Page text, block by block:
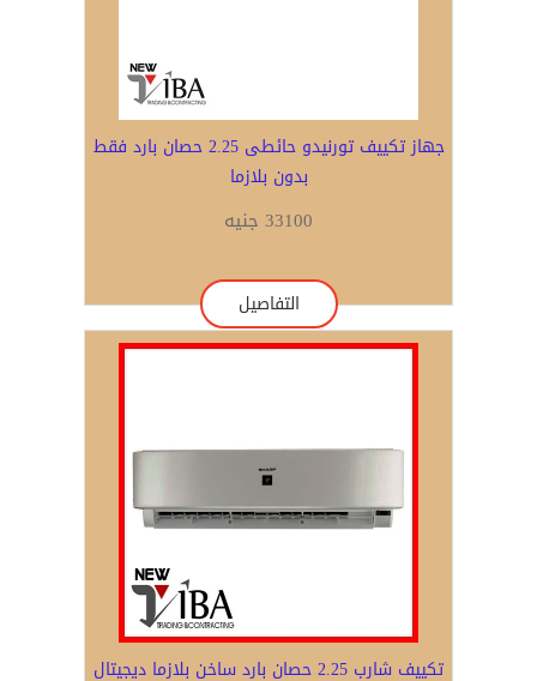
جهاز تكييف تورنيدو حائطى 2.25 حصان بارد فقط
بدون بلازما
33100 جنيه
التفاصيل
تكييف شارب 2.25 حصان بارد ساخن بلازما ديجيتال